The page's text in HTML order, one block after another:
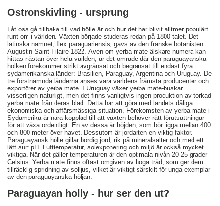
Ostronskivling - ursprung
Låt oss gå tillbaka till vad hölle är och hur det har blivit alltmer populärt
runt om i världen. Växten började studeras redan på 1800-talet. Det
latinska namnet, Ilex paraguariensis, gavs av den franske botanisten
Augustin Saint-Hilaire 1822. Även om yerba mate-älskare numera kan
hittas nästan över hela världen, är det område där den paraguayanska
holken förekommer strikt avgränsat och begränsat till endast fyra
sydamerikanska länder: Brasilien, Paraguay, Argentina och Uruguay. De
tre förstnämnda länderna anses vara världens främsta producenter och
exportörer av yerba mate. I Uruguay växer yerba mate-buskar
visserligen naturligt, men det finns vanligtvis ingen produktion av torkad
yerba mate från deras blad. Detta har att göra med landets dåliga
ekonomiska och affärsmässiga situation. Förekomsten av yerba mate i
Sydamerika är nära kopplad till att växten behöver rätt förutsättningar
för att växa ordentligt. En av dessa är höjden, som bör ligga mellan 400
och 800 meter över havet. Dessutom är jordarten en viktig faktor.
Paraguayansk hölle gillar bördig jord, rik på mineralsalter och med ett
lätt surt pH. Lufttemperatur, solexponering och miljö är också mycket
viktiga. När det gäller temperaturen är den optimala nivån 20-25 grader
Celsius. Yerba mate finns oftast omgiven av höga träd, som ger dem
tillräcklig spridning av solljus, vilket är viktigt särskilt för unga exemplar
av den paraguayanska höljan.
Paraguayan holly - hur ser den ut?